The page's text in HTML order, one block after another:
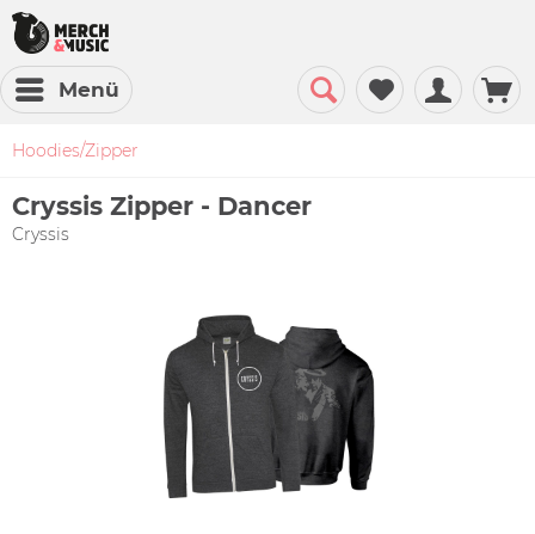
Menü
Hoodies/Zipper
Cryssis Zipper - Dancer
Cryssis